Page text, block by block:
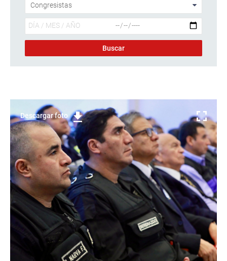
Descargar foto